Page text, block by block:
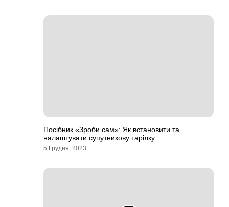
Посібник «Зроби сам»: Як встановити та
налаштувати супутникову тарілку
5 Грудня, 2023